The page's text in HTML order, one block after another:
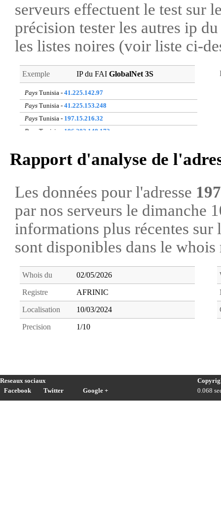
serveurs effectuent le test sur
précision tester les autres ip
les listes noires (voir liste ci-
Exemple IP du FAI GlobalNet 3S
Pays Tunisia - 41.225.142.97
Pays Tunisia - 41.225.153.248
Pays Tunisia - 197.15.216.32
Pays Tunisia - 196.203.148.172
PaysTunisia -41.227.45.232
Pays
Tunisia -
Pays
Tunisia -41.225.165.173
Pays Tunisia - 197.15.16.31
Rapport d'analyse de
Les données pour l'adresse
par nos serveurs le dimanche
informations plus récentes
sont disponibles dans le
Whois du 02/05/2026
Registre AFRINIC
Localisation 10/03/2024
Precision 1/10
Reseaux sociaux
Facebook
Twitter Google +
0.068